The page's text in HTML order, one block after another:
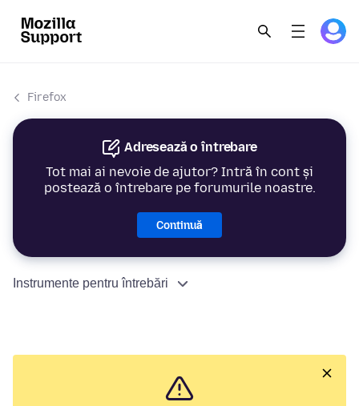
Firefox
Adresează o întrebare
Tot mai ai nevoie de ajutor? Intră în cont și
postează o întrebare pe forumurile noastre.
Continuă
Instrumente pentru întrebări